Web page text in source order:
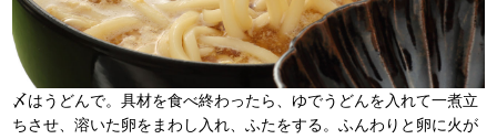
〆はうどんで。具材を食べ終わったら、ゆでうどんを入れて一煮立
ちさせ、溶いた卵をまわし入れ、ふたをする。ふんわりと卵に火が